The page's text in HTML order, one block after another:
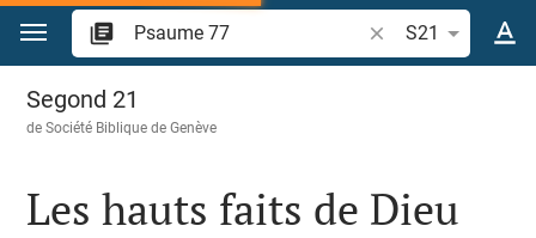
Aller vers contenu
Recherche d'un
S21
Psaume 77
Segond 21
deSociété Biblique de Genève
Les hauts faits de Dieu